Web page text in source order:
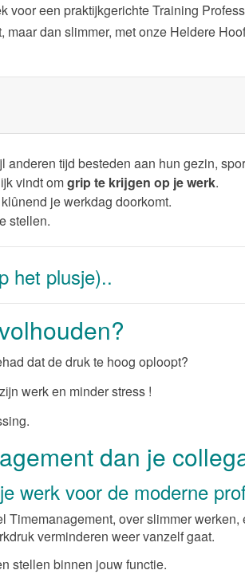
voor een praktijkgerichte Training
dan slimmer, met onze Heldere
anderen tijd besteden aan hun gezin,
vindt omgrip te krijgen op je werk.
je werkdag doorkomt.
stellen.
het plusje)..
dat de druk te hoog oploopt?
werk en minder stress !
dan je
werk voor de moderne
Timemanagement, over slimmer werken,
verminderen weer vanzelf gaat.
stellen binnen jouw functie.